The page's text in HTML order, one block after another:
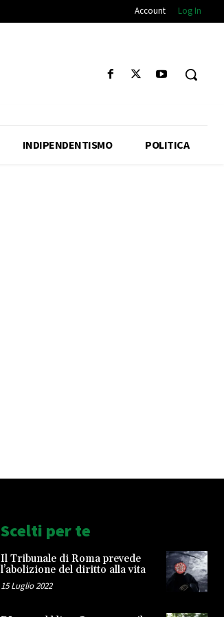
Account Log In
INDIPENDENTISMO POLITICA
Scelti per te
Il Tribunale di Roma prevede
l’abolizione del diritto alla vita
15 Luglio 2022